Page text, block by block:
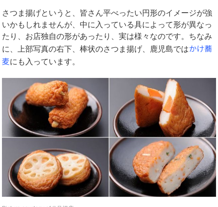
さつま揚げというと、皆さん平べったい円形のイメージが強
いかもしれませんが、中に入っている具によって形が異なっ
たり、お店独自の形があったり、実は様々なのです。ちなみ
に、上部写真の右下、棒状のさつま揚げ、鹿児島ではかけ蕎
麦にも入っています。